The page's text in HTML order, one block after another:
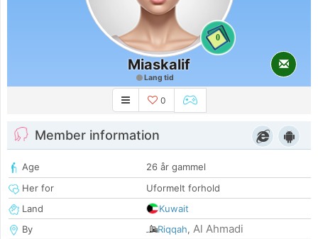
0
Miaskalif
Lang tid
0
Member information
Age
26 år gammel
Her for
Uformelt forhold
Land
Kuwait
By
Riqqah, Al Ahmadi